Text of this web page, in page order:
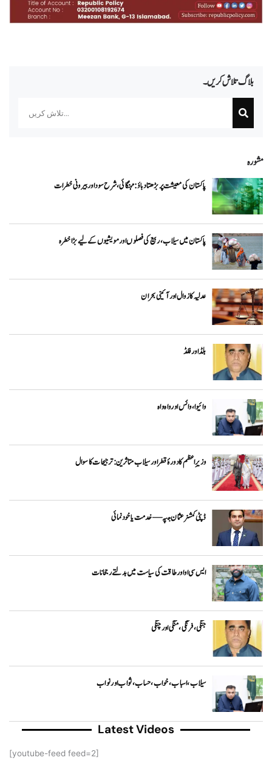
بلاگ تلاش کریں۔
مشورہ
پاکستان کی معیشت پر بڑھتا دباؤ: مہنگائی، شرح سود اور بیرونی خطرات
پاکستان میں سیلاب، ربیع کی فصلوں اور مویشیوں کے لیے بڑا خطرہ
عدلیہ کا زوال اور آئینی بحران
بلڈ اور فلڈ
وائیوا ،وائس اور واہ واہ
وزیرِاعظم کا دورۂ قطر اور سیلاب متاثرین: ترجیحات کا سوال
ڈپٹی کمشنر عثمان جپہ — خدمت یا خودنمائی
ایس سی او اور طاقت کی سیاست میں بدلتے رجحانات
جنگی، فرنگی ، منگی اور چنگی
سیلاب، اسباب ،خواب ، حساب ، ثواب اور نواب
Latest Videos
[youtube-feed feed=2]